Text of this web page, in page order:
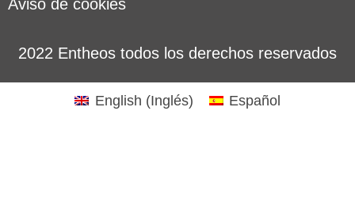
Aviso de cookies
2022 Entheos todos los derechos reservados
English (Inglés) Español